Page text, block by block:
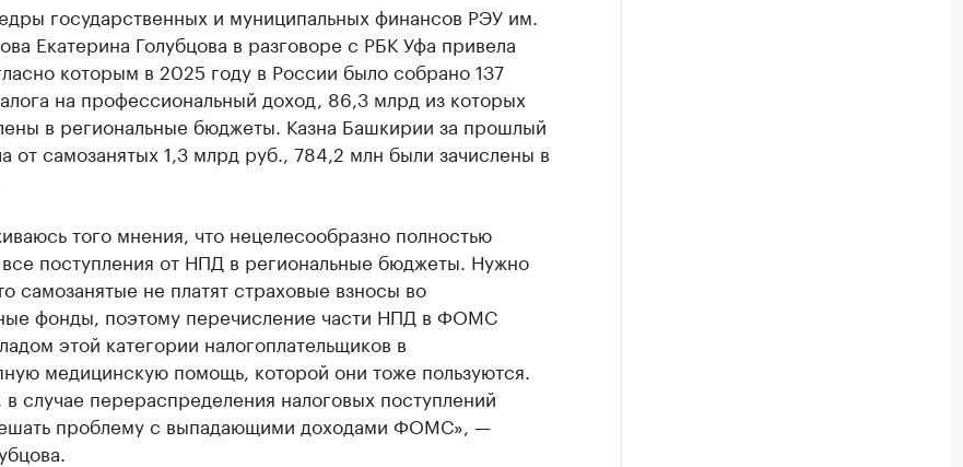
государственных и муниципальных финансов РЭУ им.
Екатерина Голубцова в разговоре с РБК Уфа привела
которым в 2025 году в России было собрано 137
на профессиональный доход, 86,3 млрд из которых
в региональные бюджеты. Казна Башкирии за прошлый
от самозанятых 1,3 млрд руб., 784,2 млн были зачислены в
того мнения, что нецелесообразно полностью
все поступления от НПД в региональные бюджеты. Нужно
самозанятые не платят страховые взносы во
фонды, поэтому перечисление части НПД в ФОМС
этой категории налогоплательщиков в
медицинскую помощь, которой они тоже пользуются.
случае перераспределения налоговых поступлений
проблему с выпадающими доходами ФОМС», —